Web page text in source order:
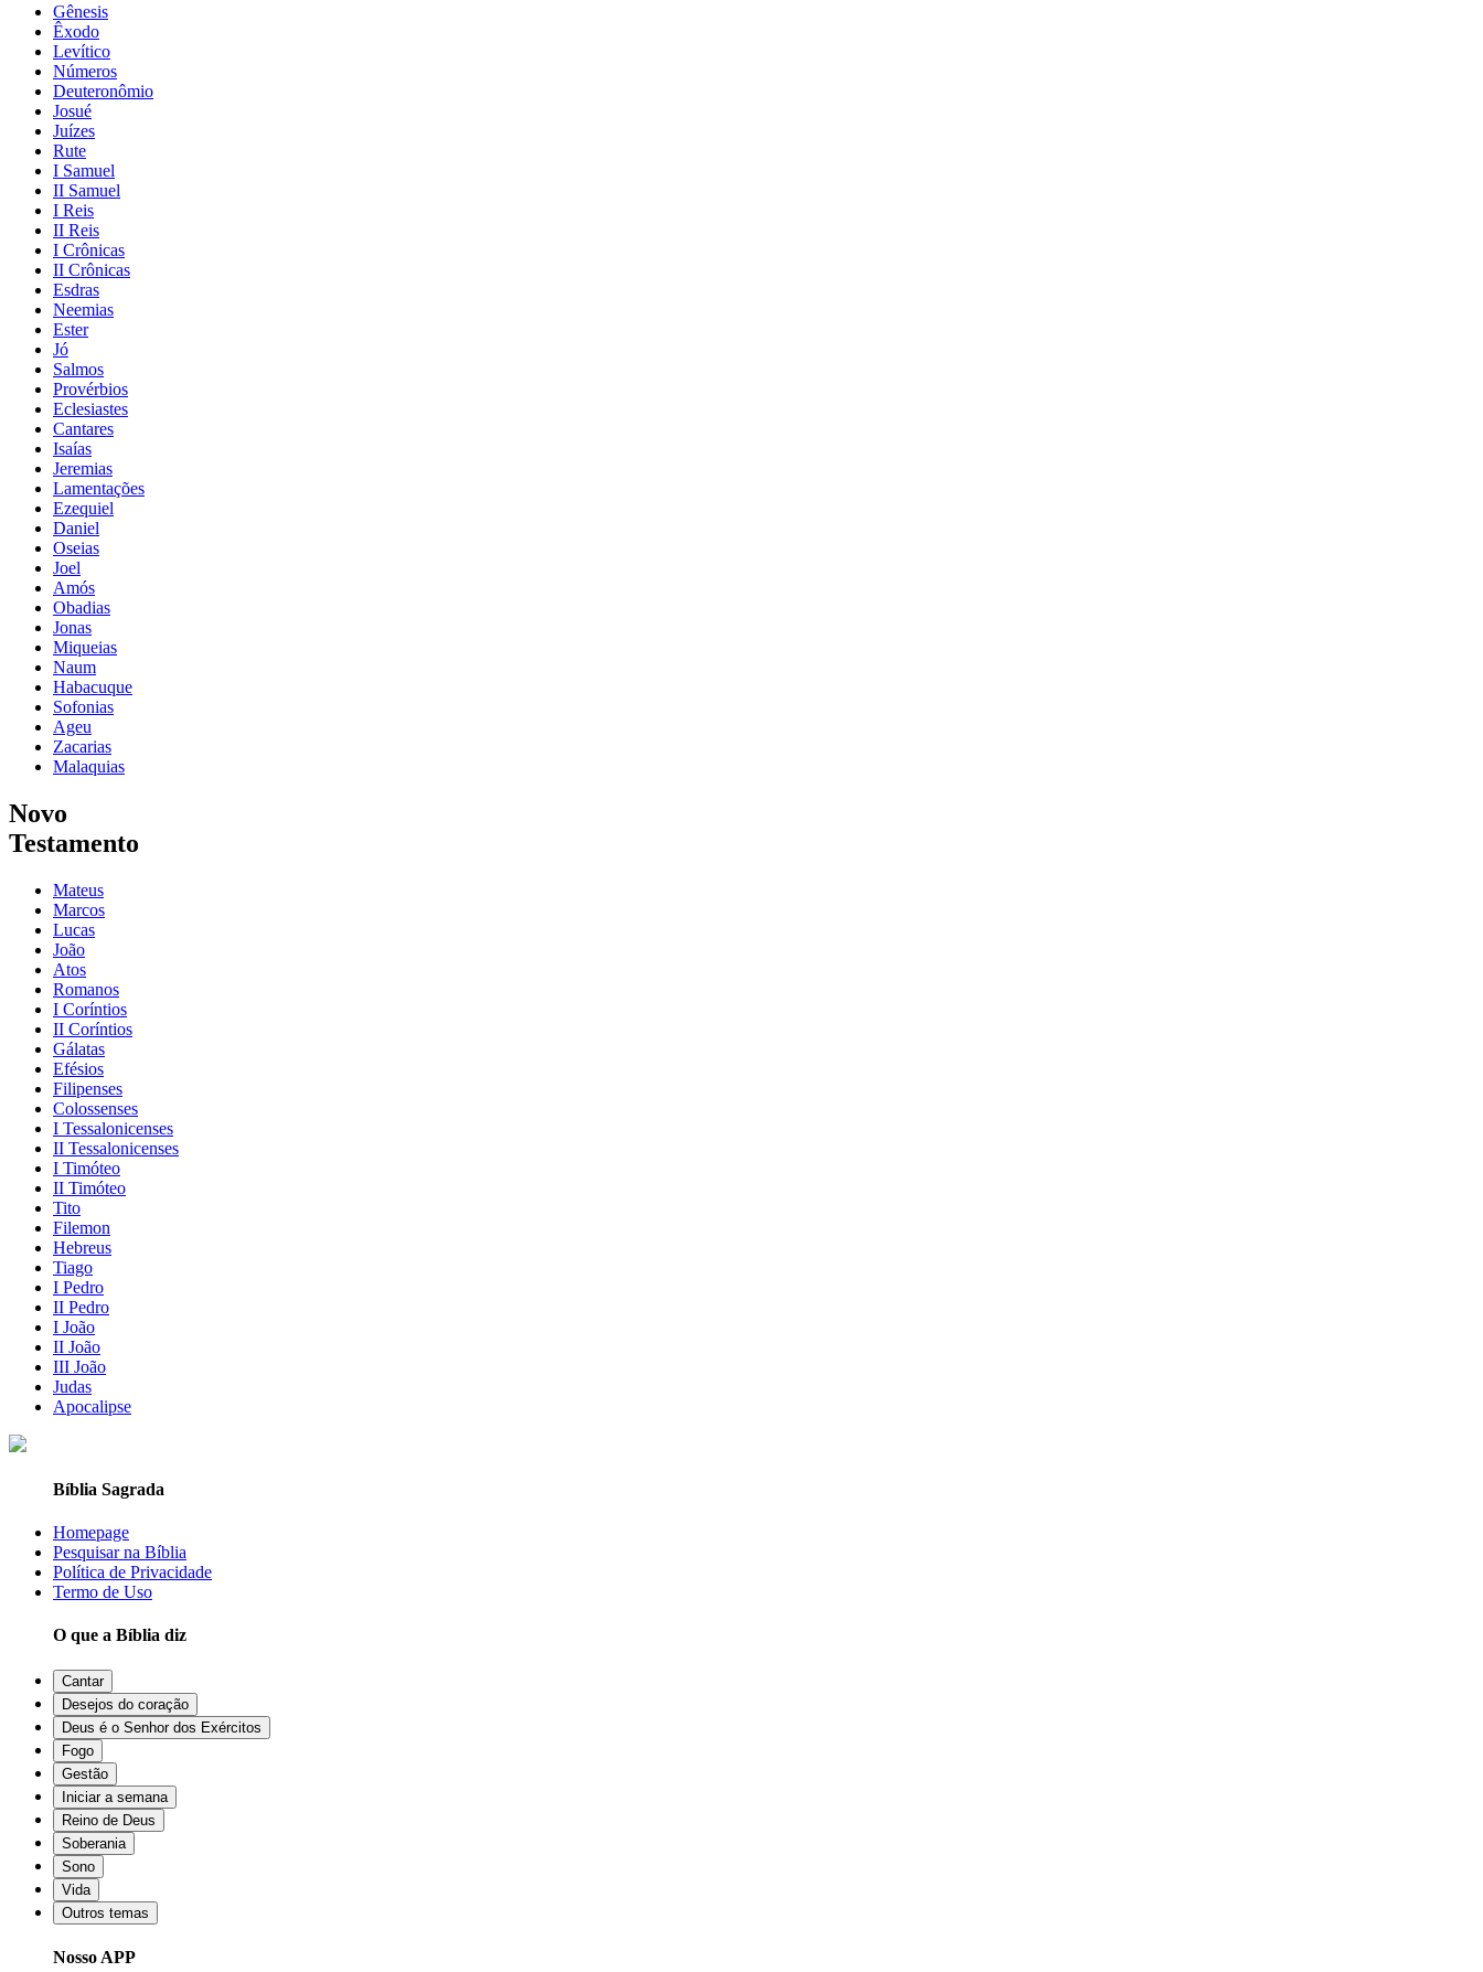
Gênesis
Êxodo
Levítico
Números
Deuteronômio
Josué
Juízes
Rute
I Samuel
II Samuel
I Reis
II Reis
I Crônicas
II Crônicas
Esdras
Neemias
Ester
Jó
Salmos
Provérbios
Eclesiastes
Cantares
Isaías
Jeremias
Lamentações
Ezequiel
Daniel
Oseias
Joel
Amós
Obadias
Jonas
Miqueias
Naum
Habacuque
Sofonias
Ageu
Zacarias
Malaquias
Novo
Testamento
Mateus
Marcos
Lucas
João
Atos
Romanos
I Coríntios
II Coríntios
Gálatas
Efésios
Filipenses
Colossenses
I Tessalonicenses
II Tessalonicenses
I Timóteo
II Timóteo
Tito
Filemon
Hebreus
Tiago
I Pedro
II Pedro
I João
II João
III João
Judas
Apocalipse
Bíblia Sagrada
Homepage
Pesquisar na Bíblia
Política de Privacidade
Termo de Uso
O que a Bíblia diz
Cantar
Desejos do coração
Deus é o Senhor dos Exércitos
Fogo
Gestão
Iniciar a semana
Reino de Deus
Soberania
Sono
Vida
Outros temas
Nosso APP